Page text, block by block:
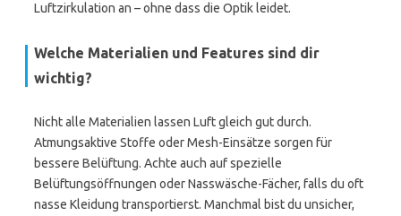
Luftzirkulation an – ohne dass die Optik leidet.
Welche Materialien und Features sind dir
wichtig?
Nicht alle Materialien lassen Luft gleich gut durch.
Atmungsaktive Stoffe oder Mesh-Einsätze sorgen für
bessere Belüftung. Achte auch auf spezielle
Belüftungsöffnungen oder Nasswäsche-Fächer, falls du oft
nasse Kleidung transportierst. Manchmal bist du unsicher,